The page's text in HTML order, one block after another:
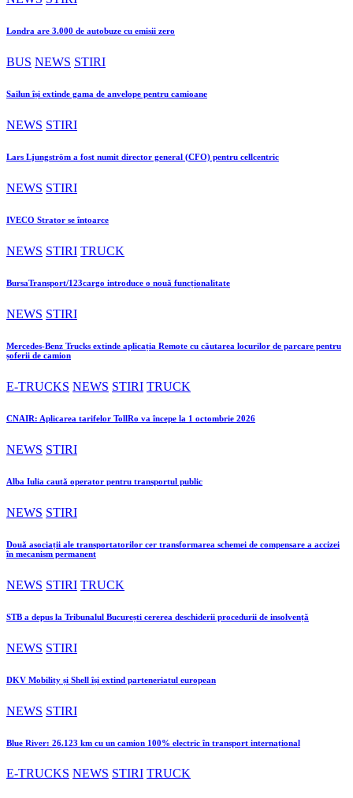
Londra are 3.000 de autobuze cu emisii zero
BUS NEWS STIRI
Sailun își extinde gama de anvelope pentru camioane
NEWS STIRI
Lars Ljungström a fost numit director general (CFO) pentru cellcentric
NEWS STIRI
IVECO Strator se întoarce
NEWS STIRI TRUCK
BursaTransport/123cargo introduce o nouă funcționalitate
NEWS STIRI
Mercedes-Benz Trucks extinde aplicația Remote cu căutarea locurilor de parcare pentru
șoferii de camion
E-TRUCKS NEWS STIRI TRUCK
CNAIR: Aplicarea tarifelor TollRo va începe la 1 octombrie 2026
NEWS STIRI
Alba Iulia caută operator pentru transportul public
NEWS STIRI
Două asociații ale transportatorilor cer transformarea schemei de compensare a accizei
în mecanism permanent
NEWS STIRI TRUCK
STB a depus la Tribunalul București cererea deschiderii procedurii de insolvență
NEWS STIRI
DKV Mobility și Shell își extind parteneriatul european
NEWS STIRI
Blue River: 26.123 km cu un camion 100% electric în transport internațional
E-TRUCKS NEWS STIRI TRUCK